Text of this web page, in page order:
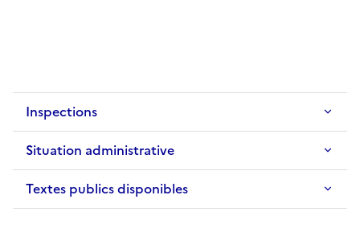
Inspections
Situation administrative
Textes publics disponibles